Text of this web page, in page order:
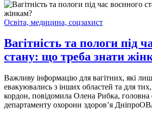
Освіта, медицина, соцзахист
Вагітність та пологи під
стану: що треба знати
Важливу інформацію для вагітних, які
евакуювались з інших областей та для тих,
кордон, повідомила Олена Рибка, головна
департаменту охорони здоров’я